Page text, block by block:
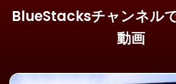
BlueStacksチャンネル
動画